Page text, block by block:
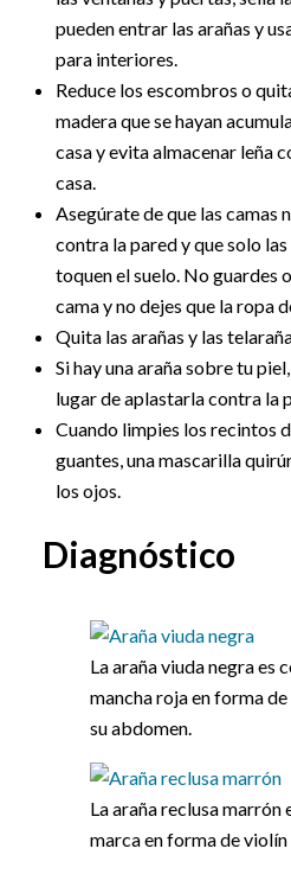
pueden entrar las arañas y
para interiores.
Reduce los escombros o
madera que se hayan
casa y evita almacenar leña
casa.
Asegúrate de que las camas
contra la pared y que solo
toquen el suelo. No guardes
cama y no dejes que la ropa
Quita las arañas y las
Si hay una araña sobre tu
lugar de aplastarla contra la
Cuando limpies los recintos
guantes, una mascarilla
los ojos.
Diagnóstico
La araña viuda negra es
mancha roja en forma
su abdomen.
La araña reclusa marrón
marca en forma de violín